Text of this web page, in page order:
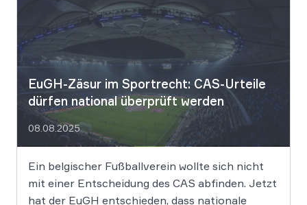
EuGH-Zäsur im Sportrecht: CAS-Urteile
dürfen national überprüft werden
08.08.2025
Ein belgischer Fußballverein wollte sich nicht
mit einer Entscheidung des CAS abfinden. Jetzt
hat der EuGH entschieden, dass nationale